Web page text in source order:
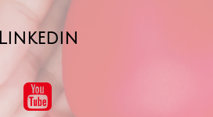
Linkedin